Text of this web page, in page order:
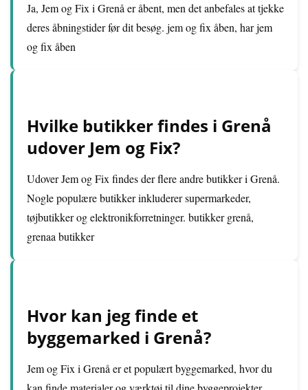
Ja, Jem og Fix i Grenå er åbent, men det anbefales at tjekke
deres åbningstider før dit besøg. jem og fix åben, har jem
og fix åben
Hvilke butikker findes i Grenå
udover Jem og Fix?
Udover Jem og Fix findes der flere andre butikker i Grenå.
Nogle populære butikker inkluderer supermarkeder,
tøjbutikker og elektronikforretninger. butikker grenå,
grenaa butikker
Hvor kan jeg finde et
byggemarked i Grenå?
Jem og Fix i Grenå er et populært byggemarked, hvor du